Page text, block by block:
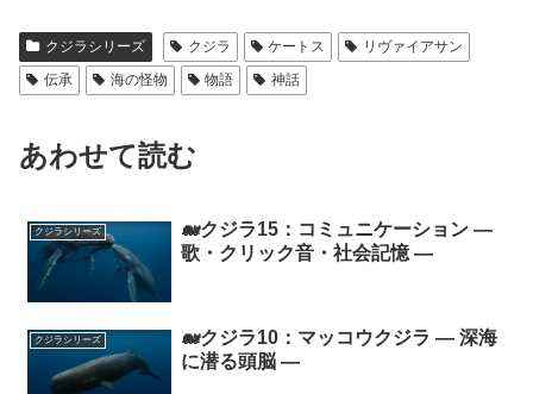
クジラシリーズ クジラ ケートス
リヴァイアサン
伝承
海の怪物 物語 神話
あわせて読む
クジラシリーズ
🐋クジラ15：コミュニケーション ―
歌・クリック音・社会記憶 ―
クジラシリーズ
🐋クジラ10：マッコウクジラ ― 深海
に潜る頭脳 ―